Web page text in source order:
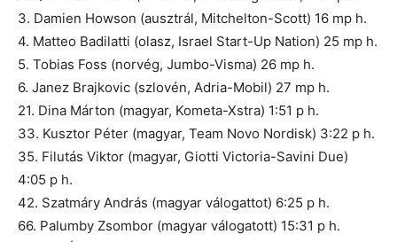
3. Damien Howson (ausztrál, Mitchelton-Scott) 16 mp h.
4. Matteo Badilatti (olasz, Israel Start-Up Nation) 25 mp h.
5. Tobias Foss (norvég, Jumbo-Visma) 26 mp h.
6. Janez Brajkovic (szlovén, Adria-Mobil) 27 mp h.
21. Dina Márton (magyar, Kometa-Xstra) 1:51 p h.
33. Kusztor Péter (magyar, Team Novo Nordisk) 3:22 p h.
35. Filutás Viktor (magyar, Giotti Victoria-Savini Due)
4:05 p h.
42. Szatmáry András (magyar válogattot) 6:25 p h.
66. Palumby Zsombor (magyar válogatott) 15:31 p h.